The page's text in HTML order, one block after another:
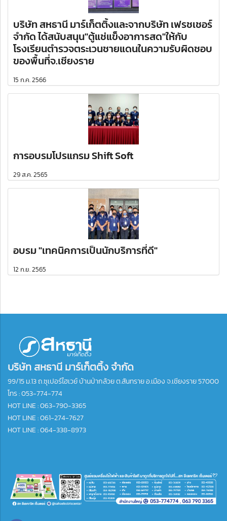
บริษัท สหธานี มาร์เก็ตติ้งและจากบริษัท เฟรชเชอร์
จำกัด ได้สนับสนุน"ตู้แช่แข็งอาการสด"ให้กับ
โรงเรียนตำรวจตระเวนชายแดนในความรับผิดชอบ
ของพื้นที่จ.เชียงราย
15 ก.ค. 2566
การอบรมโปรแกรม Shift Soft
29 ส.ค. 2565
อบรม "เทคนิคการเป็นนักบริการที่ดี"
12 ก.ย. 2565
บริษัท สหธานี มาร์เก็ตติ้ง จำกัด
99/15 ม.13 ถ.ซุเปอร์ไฮเวย์ บ้านป่ากล้วย ต.สันทราย อ.เมือง จ.เชียงราย 57000
โทร :053-774-774
HOT LINE : 063-790-3365
HOT LINE : 061-274-7627
HOT LINE : 064-338-8973